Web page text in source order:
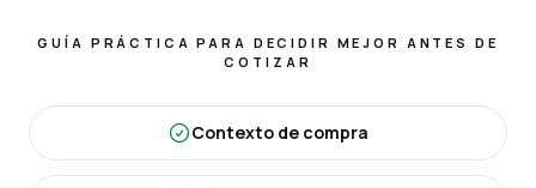
GUÍA PRÁCTICA PARA DECIDIR MEJOR ANTES DE
COTIZAR
Contexto de compra